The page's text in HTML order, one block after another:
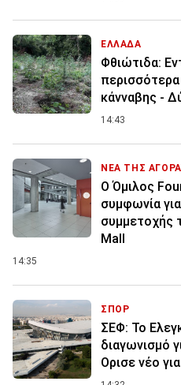
ΕΛΛΑΔΑ
Φθιώτιδα:
κάνναβης -
14:43
ΝΕΑ ΤΗΣ
Ο Όμιλος
συμφωνία
συμμετοχής
Mall
14:35
ΣΠΟΡ
ΣΕΦ: Το
διαγωνισμό
Ορισε νέο